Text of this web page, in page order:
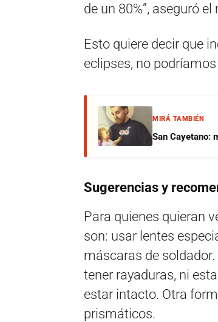
de un 80%”, aseguró el
Esto quiere decir que
eclipses, no
MIRÁ TAMBIÉN
San Cayetano:
Sugerencias y
Para quienes quieran
son: usar lentes
máscaras de
tener rayaduras, ni
estar intacto. Otra
prismáticos.